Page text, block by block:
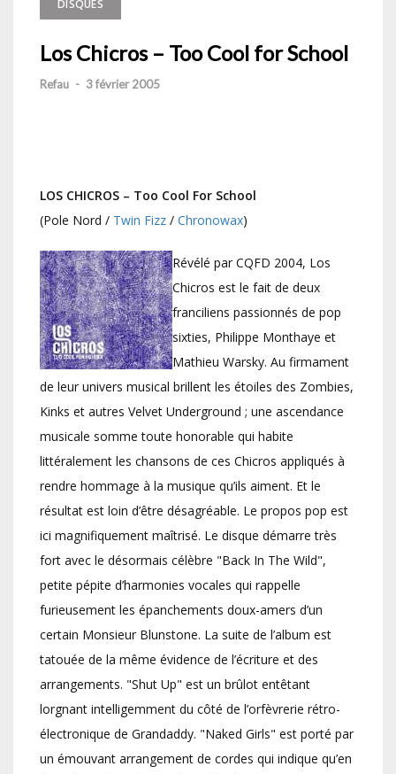
DISQUES
Los Chicros – Too Cool for School
Refau - 3 février 2005
LOS CHICROS – Too Cool For School
(Pole Nord / Twin Fizz / Chronowax)
Révélé par CQFD 2004, Los
Chicros est le fait de deux
franciliens passionnés de pop
sixties, Philippe Monthaye et
Mathieu Warsky. Au firmament
de leur univers musical brillent les étoiles des Zombies,
Kinks et autres Velvet Underground ; une ascendance
musicale somme toute honorable qui habite
littéralement les chansons de ces Chicros appliqués à
rendre hommage à la musique qu’ils aiment. Et le
résultat est loin d’être désagréable. Le propos pop est
ici magnifiquement maîtrisé. Le disque démarre très
fort avec le désormais célèbre "Back In The Wild",
petite pépite d’harmonies vocales qui rappelle
furieusement les épanchements doux-amers d’un
certain Monsieur Blunstone. La suite de l’album est
tatouée de la même évidence de l’écriture et des
arrangements. "Shut Up" est un brûlot entêtant
lorgnant intelligemment du côté de l’orfèvrerie rétro-
électronique de Grandaddy. "Naked Girls" est porté par
un émouvant arrangement de cordes qui indique qu’en